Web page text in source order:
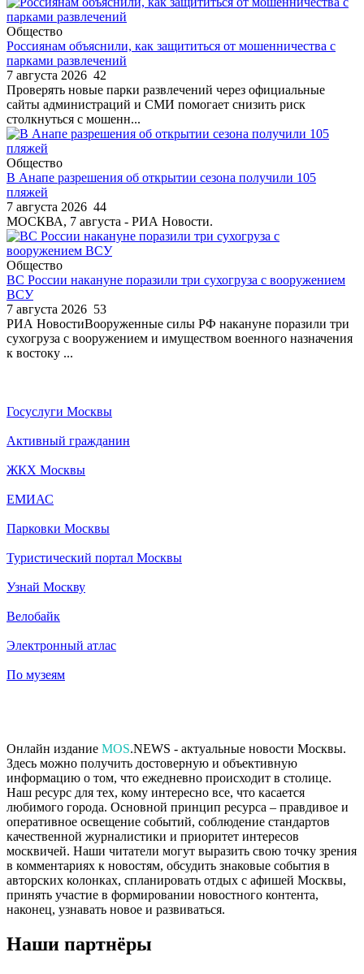
Общество
Россиянам объяснили, как защититься от мошенничества с
парками развлечений
7 августа 2026 42
Проверять новые парки развлечений через официальные
сайты администраций и СМИ помогает снизить риск
столкнуться с мошенн...
Общество
В Анапе разрешения об открытии сезона получили 105
пляжей
7 августа 2026 44
МОСКВА, 7 августа - РИА Новости.
Общество
ВС России накануне поразили три сухогруза с вооружением
ВСУ
7 августа 2026 53
РИА НовостиВооруженные силы РФ накануне поразили три
сухогруза с вооружением и имуществом военного назначения
к востоку ...
Госуслуги Москвы
Активный гражданин
ЖКХ Москвы
ЕМИАС
Парковки Москвы
Туристический портал Москвы
Узнай Москву
Велобайк
Электронный атлас
По музеям
Онлайн издание MOS.NEWS - актуальные новости Москвы.
Здесь можно получить достоверную и объективную
информацию о том, что ежедневно происходит в столице.
Наш ресурс для тех, кому интересно все, что касается
любимого города. Основной принцип ресурса – правдивое и
оперативное освещение событий, соблюдение стандартов
качественной журналистики и приоритет интересов
москвичей. Наши читатели могут выразить свою точку зрения
в комментариях к новостям, обсудить знаковые события в
авторских колонках, спланировать отдых с афишей Москвы,
принять участие в формировании новостного контента,
наконец, узнавать новое и развиваться.
Наши партнёры